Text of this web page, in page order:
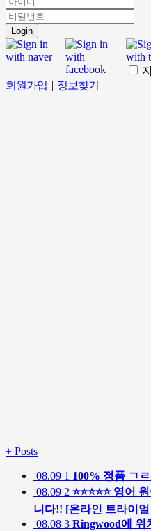
Login
회원가입 | 정보찾기
+ Posts
08.09 1 100% 정품 ㄱ
08.09 2 ⭐⭐⭐⭐⭐ 영어
니다!! [온라인 트라이
08.08 3 Ringwood에 위